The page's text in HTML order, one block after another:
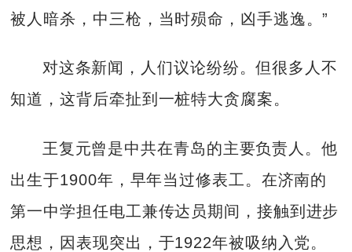
被人暗杀，中三枪，当时殒命，凶手逃逸。”
对这条新闻，人们议论纷纷。但很多人不
知道，这背后牵扯到一桩特大贪腐案。
王复元曾是中共在青岛的主要负责人。他
出生于1900年，早年当过修表工。在济南的
第一中学担任电工兼传达员期间，接触到进步
思想，因表现突出，于1922年被吸纳入党。